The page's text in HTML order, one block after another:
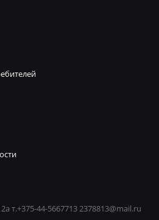
т.+375-44-5667713 2378813@mail.ru